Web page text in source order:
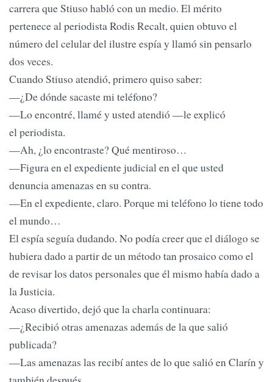
carrera que Stiuso habló con un medio. El mérito
pertenece al periodista Rodis Recalt, quien obtuvo el
número del celular del ilustre espía y llamó sin pensarlo
dos veces.
Cuando Stiuso atendió, primero quiso saber:
—¿De dónde sacaste mi teléfono?
—Lo encontré, llamé y usted atendió —le explicó
el periodista.
—Ah, ¿lo encontraste? Qué mentiroso…
—Figura en el expediente judicial en el que usted
denuncia amenazas en su contra.
—En el expediente, claro. Porque mi teléfono lo tiene todo
el mundo…
El espía seguía dudando. No podía creer que el diálogo se
hubiera dado a partir de un método tan prosaico como el
de revisar los datos personales que él mismo había dado a
la Justicia.
Acaso divertido, dejó que la charla continuara:
—¿Recibió otras amenazas además de la que salió
publicada?
—Las amenazas las recibí antes de lo que salió en Clarín y